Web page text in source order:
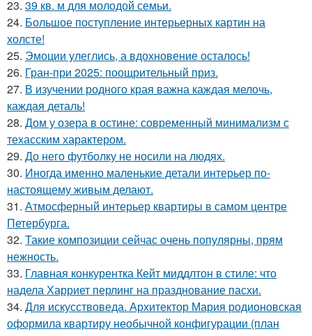
23. 39 кв. м для молодой семьи.
24. Большое поступление интерьерных картин на
холсте!
25. Эмоции улеглись, а вдохновение осталось!
26. Гран-при 2025: поощрительный приз.
27. В изучении родного края важна каждая мелочь,
каждая деталь!
28. Дом у озера в остине: современный минимализм с
техасским характером.
29. До него футболку не носили на людях.
30. Иногда именно маленькие детали интерьер по-
настоящему живым делают.
31. Атмосферный интерьер квартиры в самом центре
Петербурга.
32. Такие композиции сейчас очень популярны, прям
нежность.
33. Главная конкурентка Кейт миддлтон в стиле: что
надела Харриет перлинг на празднование пасхи.
34. Для искусствоведа. Архитектор Мария родионовская
оформила квартиру необычной конфигурации (план